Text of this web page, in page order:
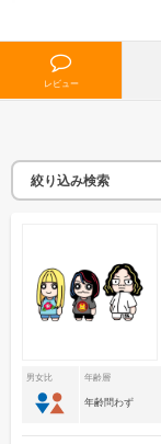
レビュー
絞り込み検索
男女比 年齢層
年齢問わず